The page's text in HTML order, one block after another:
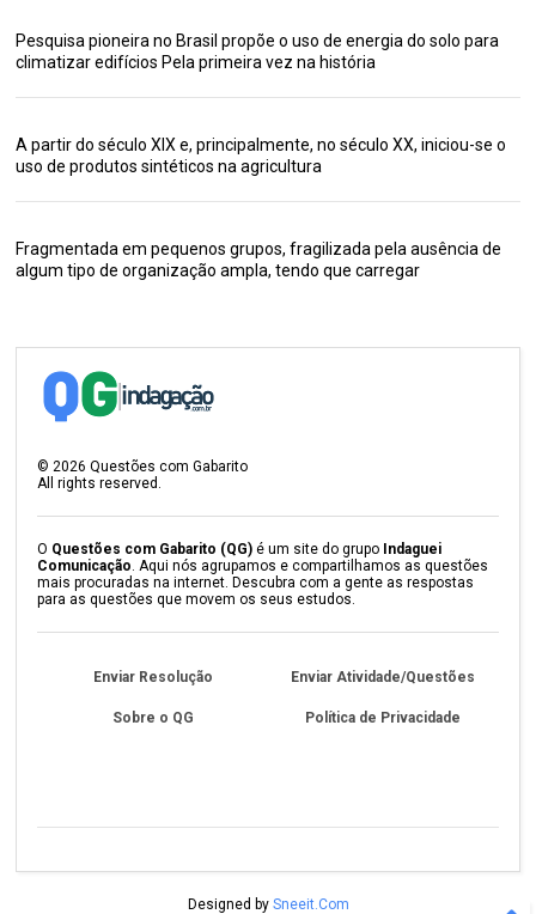
Pesquisa pioneira no Brasil propõe o uso de energia do solo para
climatizar edifícios Pela primeira vez na história
A partir do século XIX e, principalmente, no século XX, iniciou-se o
uso de produtos sintéticos na agricultura
Fragmentada em pequenos grupos, fragilizada pela ausência de
algum tipo de organização ampla, tendo que carregar
© 2026 Questões com Gabarito
All rights reserved.
O Questões com Gabarito (QG) é um site do grupo Indaguei
Comunicação . Aqui nós agrupamos e compartilhamos as questões
mais procuradas na internet. Descubra com a gente as respostas
para as questões que movem os seus estudos.
Enviar Resolução Enviar Atividade/Questões
Sobre o QG Política de Privacidade
Designed by Sneeit.Com